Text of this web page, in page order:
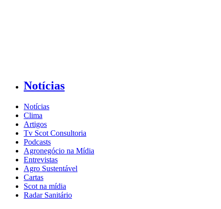
Notícias
Notícias
Clima
Artigos
Tv Scot Consultoria
Podcasts
Agronegócio na Mídia
Entrevistas
Agro Sustentável
Cartas
Scot na mídia
Radar Sanitário